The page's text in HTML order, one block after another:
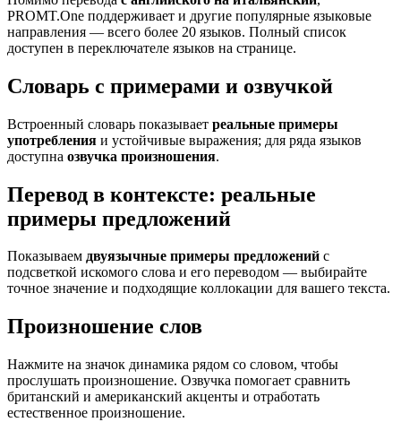
PROMT.One поддерживает и другие популярные языковые
направления — всего более 20 языков. Полный список
доступен в переключателе языков на странице.
Словарь с примерами и озвучкой
Встроенный словарь показывает реальные примеры
употребления и устойчивые выражения; для ряда языков
доступна озвучка произношения.
Перевод в контексте: реальные
примеры предложений
Показываем двуязычные примеры предложений с
подсветкой искомого слова и его переводом — выбирайте
точное значение и подходящие коллокации для вашего текста.
Произношение слов
Нажмите на значок динамика рядом со словом, чтобы
прослушать произношение. Озвучка помогает сравнить
британский и американский акценты и отработать
естественное произношение.